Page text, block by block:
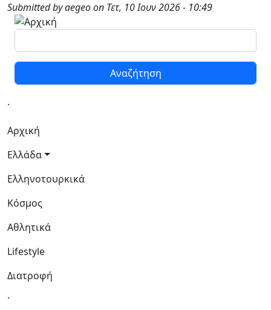
Παράκαμψη προς το κυρίως περιεχόμενο
Submitted byaegeoon Τετ, 10 Ιουν 2026 - 10:49
Αναζήτηση
.
Κεντρική πλοήγηση
Αρχική
Ελλάδα
Ελληνοτουρκικά
Κόσμος
Αθλητικά
Lifestyle
Διατροφή
.